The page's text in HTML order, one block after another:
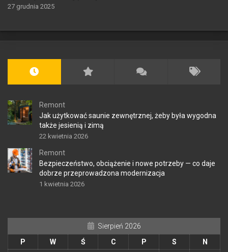
27 grudnia 2025
Remont
Jak użytkować saunie zewnętrznej, żeby była wygodna
także jesienią i zimą
22 kwietnia 2026
Remont
Bezpieczeństwo, obciążenie i nowe potrzeby — co daje
dobrze przeprowadzona modernizacja
1 kwietnia 2026
Sierpień 2026
P
W Ś C P S
N